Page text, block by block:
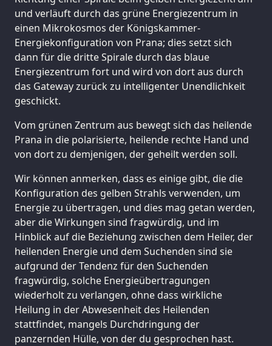
und verläuft durch das grüne Energiezentrum in
einen Mikrokosmos der Königskammer-
Energiekonfiguration von Prana; dies setzt sich
dann für die dritte Spirale durch das blaue
Energiezentrum fort und wird von dort aus durch
das Gateway zurück zu intelligenter Unendlichkeit
geschickt.
Vom grünen Zentrum aus bewegt sich das heilende
Prana in die polarisierte, heilende rechte Hand und
von dort zu demjenigen, der geheilt werden soll.
Wir können anmerken, dass es einige gibt, die die
Konfiguration des gelben Strahls verwenden, um
Energie zu übertragen, und dies mag getan werden,
aber die Wirkungen sind fragwürdig, und im
Hinblick auf die Beziehung zwischen dem Heiler, der
heilenden Energie und dem Suchenden sind sie
aufgrund der Tendenz für den Suchenden
fragwürdig, solche Energieübertragungen
wiederholt zu verlangen, ohne dass wirkliche
Heilung in der Abwesenheit des Heilenden
stattfindet, mangels Durchdringung der
panzernden Hülle, von der du gesprochen hast.